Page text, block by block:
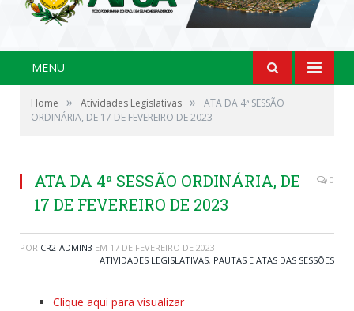
MENU
Home » Atividades Legislativas »
ATA DA 4ª SESSÃO
ORDINÁRIA, DE 17 DE FEVEREIRO DE 2023
ATA DA 4ª SESSÃO ORDINÁRIA, DE
17 DE FEVEREIRO DE 2023
0
POR CR2-ADMIN3 EM 17 DE FEVEREIRO DE 2023
ATIVIDADES LEGISLATIVAS, PAUTAS E ATAS DAS SESSÕES
Clique aqui para visualizar